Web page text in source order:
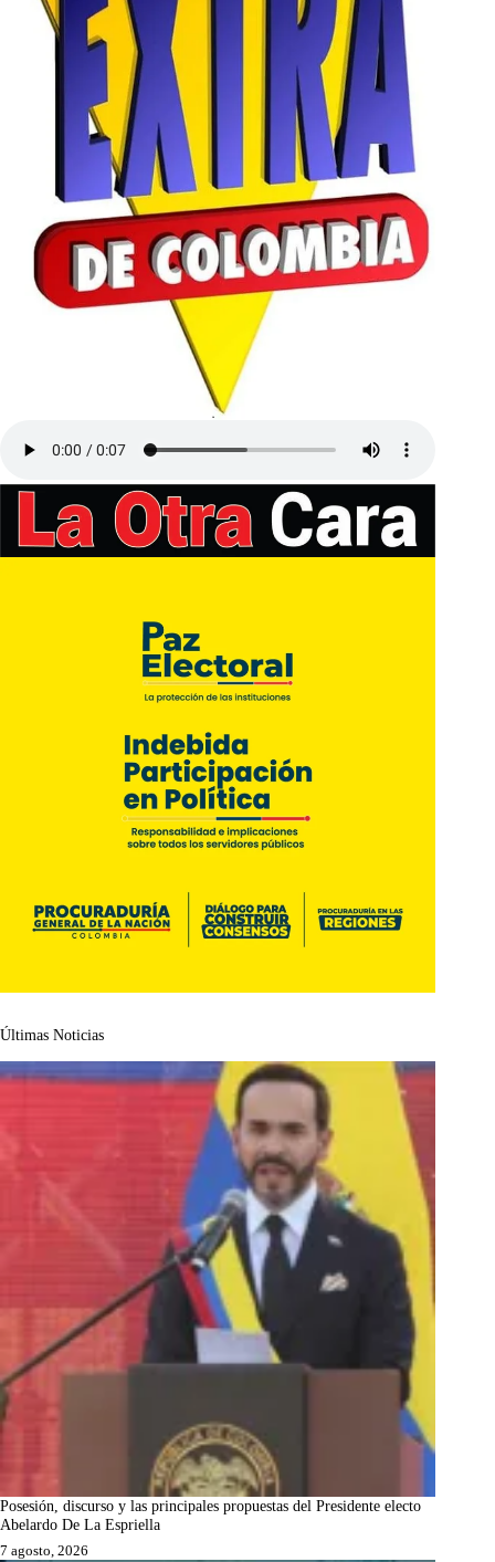
Últimas Noticias
Posesión, discurso y las principales propuestas del Presidente electo
Abelardo De La Espriella
7 agosto, 2026